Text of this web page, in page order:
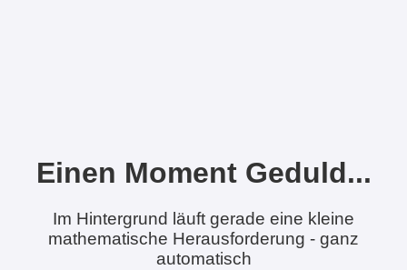
Einen Moment Geduld...
Im Hintergrund läuft gerade eine kleine
mathematische Herausforderung - ganz
automatisch